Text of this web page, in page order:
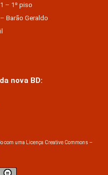
– 1º piso
Barão Geraldo
nova BD:
com uma Licença Creative Commons –